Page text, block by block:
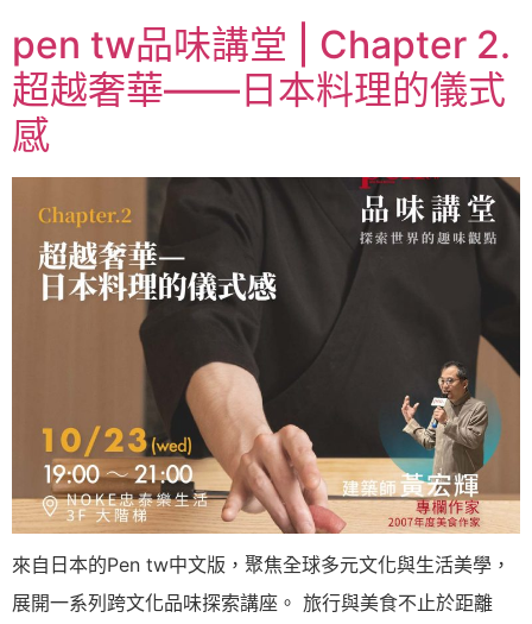
pen tw品味講堂 | Chapter 2.
超越奢華——日本料理的儀式
感
來自日本的Pen tw中文版，聚焦全球多元文化與生活美學，
展開一系列跨文化品味探索講座。 旅行與美食不止於距離